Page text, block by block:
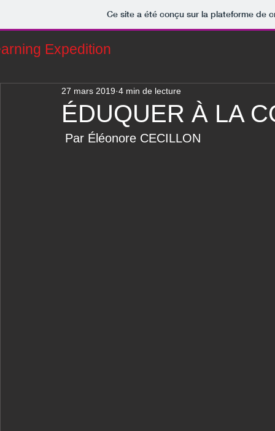
Ce site a été conçu sur la plateforme de
Expedition
ÉDUQUER À LA
27 mars 2019 4 min de lecture
Par Éléonore CECILLON